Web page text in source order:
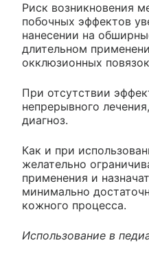
Риск возникновения
побочных эффектов
нанесении на
длительном
окклюзионных
При отсутствии
непрерывного
диагноз.
Как и при
желательно
применения и
минимально
кожного процесса.
Использование в